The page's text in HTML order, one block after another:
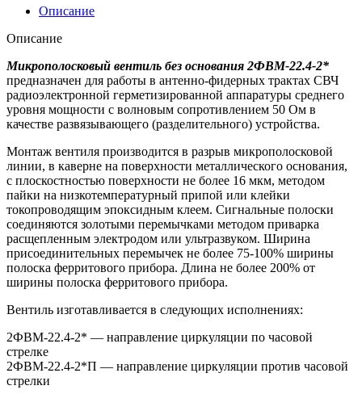
Описание
Описание
Микрополосковый вентиль без основания 2ФВМ-22.4-2*
предназначен для работы в антенно-фидерных трактах СВЧ
радиоэлектронной герметизированной аппаратуры среднего
уровня мощности с волновым сопротивлением 50 Ом в
качестве развязывающего (разделительного) устройства.
Монтаж вентиля производится в разрыв микрополосковой
линии, в каверне на поверхности металлического основания,
с плоскостностью поверхности не более 16 мкм, методом
пайки на низкотемпературный припой или клейки
токопроводящим эпоксидным клеем. Сигнальные полоски
соединяются золотыми перемычками методом приварка
расщепленным электродом или ультразвуком. Ширина
присоединительных перемычек не более 75-100% ширины
полоска ферритового прибора. Длина не более 200% от
ширины полоска ферритового прибора.
Вентиль изготавливается в следующих исполнениях:
2ФВМ-22.4-2* — направление циркуляции по часовой
стрелке
2ФВМ-22.4-2*П — направление циркуляции против часовой
стрелки